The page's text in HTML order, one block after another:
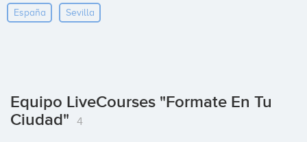
España Sevilla
Equipo LiveCourses "Formate En Tu
Ciudad"
4